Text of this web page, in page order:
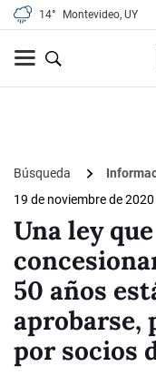
14° Montevideo, UY
Búsqueda
19 de noviembre de 2020
Una ley
50 años
aprobarse,
por socios